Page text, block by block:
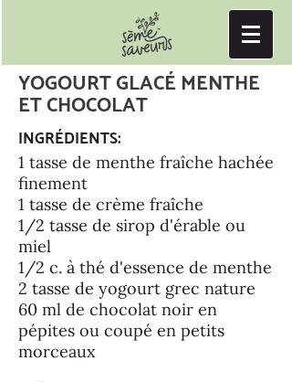
YOGOURT GLACÉ MENTHE
ET CHOCOLAT
INGRÉDIENTS:
1 tasse de menthe fraîche hachée
finement
1 tasse de crème fraîche
1/2 tasse de sirop d'érable ou
miel
1/2 c. à thé d'essence de menthe
2 tasse de yogourt grec nature
60 ml de chocolat noir en
pépites ou coupé en petits
morceaux